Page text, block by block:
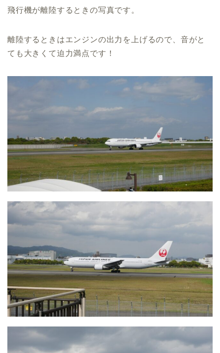
飛行機が離陸するときの写真です。
離陸するときはエンジンの出力を上げるので、音がと
ても大きくて迫力満点です！